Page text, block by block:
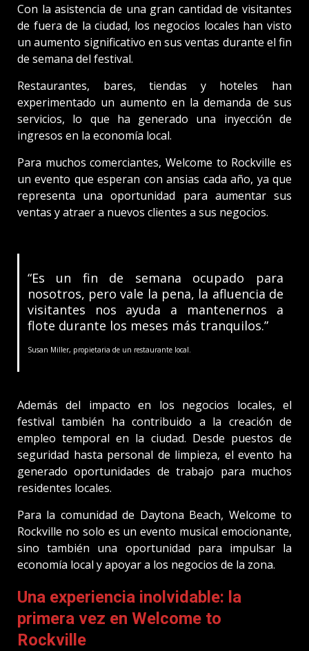
Con la asistencia de una gran cantidad de visitantes
de fuera de la ciudad, los negocios locales han visto
un aumento significativo en sus ventas durante el fin
de semana del festival.
Restaurantes, bares, tiendas y hoteles han
experimentado un aumento en la demanda de sus
servicios, lo que ha generado una inyección de
ingresos en la economía local.
Para muchos comerciantes, Welcome to Rockville es
un evento que esperan con ansias cada año, ya que
representa una oportunidad para aumentar sus
ventas y atraer a nuevos clientes a sus negocios.
“Es un fin de semana ocupado para
nosotros, pero vale la pena, la afluencia de
visitantes nos ayuda a mantenernos a
flote durante los meses más tranquilos.”
Susan Miller, propietaria de un restaurante local.
Además del impacto en los negocios locales, el
festival también ha contribuido a la creación de
empleo temporal en la ciudad. Desde puestos de
seguridad hasta personal de limpieza, el evento ha
generado oportunidades de trabajo para muchos
residentes locales.
Para la comunidad de Daytona Beach, Welcome to
Rockville no solo es un evento musical emocionante,
sino también una oportunidad para impulsar la
economía local y apoyar a los negocios de la zona.
Una experiencia inolvidable: la
primera vez en Welcome to
Rockville